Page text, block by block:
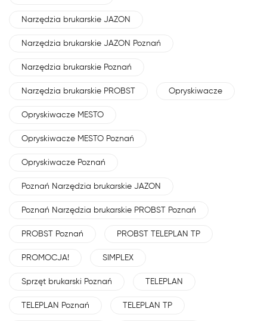
Narzędzia brukarskie JAZON
Narzędzia brukarskie JAZON Poznań
Narzędzia brukarskie Poznań
Narzędzia brukarskie PROBST Opryskiwacze
Opryskiwacze MESTO
Opryskiwacze MESTO Poznań
Opryskiwacze Poznań
Poznań Narzędzia brukarskie JAZON
Poznań Narzędzia brukarskie PROBST Poznań
PROBST Poznań PROBST TELEPLAN TP
PROMOCJA! SIMPLEX
Sprzęt brukarski Poznań TELEPLAN
TELEPLAN Poznań TELEPLAN TP